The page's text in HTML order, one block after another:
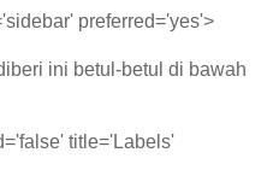
preferred='yes'>
ini betul-betul di bawah
title='Labels'